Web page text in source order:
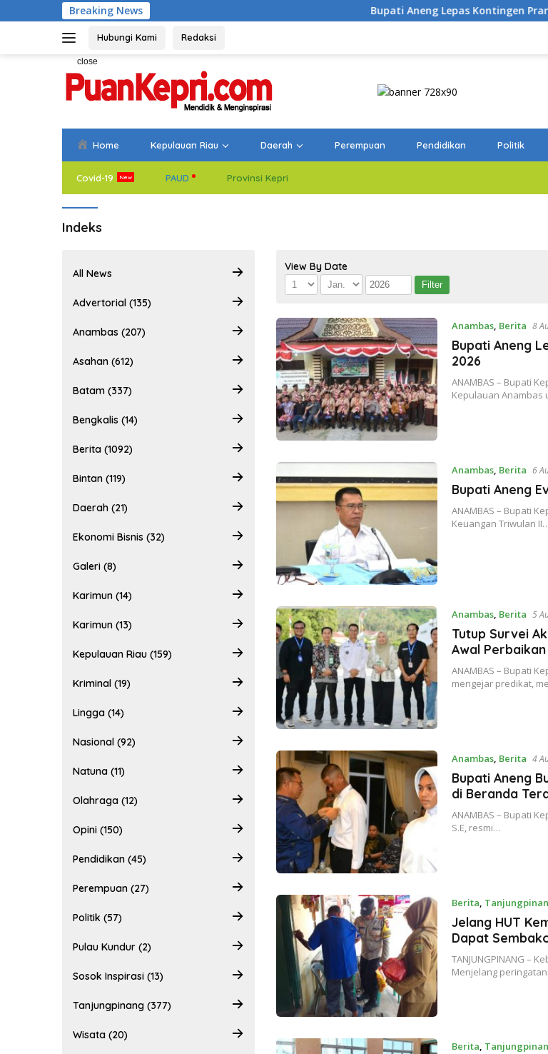
to
Breaking News Bupati Aneng Lepas Kontingen Pramuka
Hubungi Kami Redaksi
close
Home Kepulauan Riau Daerah Perempuan Pendidikan Politik
Covid-19 PAUD Provinsi Kepri
Indeks
All News
Advertorial (135)
Anambas (207)
Asahan (612)
Batam (337)
Bengkalis (14)
Berita (1092)
Bintan (119)
Daerah (21)
Ekonomi Bisnis (32)
Galeri (8)
Karimun (14)
Karimun (13)
Kepulauan Riau (159)
Kriminal (19)
Lingga (14)
Nasional (92)
Natuna (11)
Olahraga (12)
Opini (150)
Pendidikan (45)
Perempuan (27)
Politik (57)
Pulau Kundur (2)
Sosok Inspirasi (13)
Tanjungpinang (377)
Wisata (20)
View By Date
Anambas, Berita 8
Bupati Aneng
2026
ANAMBAS – Bupati
Kepulauan Anambas
Anambas, Berita 6
Bupati Aneng
ANAMBAS – Bupati
Keuangan Triwulan
Anambas, Berita 5
Tutup Survei
Awal Perbaikan
ANAMBAS – Bupati
mengejar predikat,
Anambas, Berita 4
Bupati Aneng
di Beranda
ANAMBAS – Bupati
S.E, resmi…
Berita
Jelang HUT
Dapat
TANJUNGPINANG –
Menjelang
Berita,